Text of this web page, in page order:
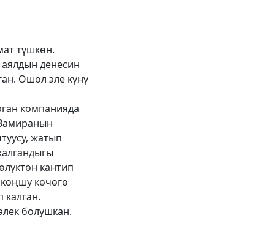
түшкөн.
денесин
Ошол эле күнү
компанияда
жатып
кантип
көчөгө
болушкан.